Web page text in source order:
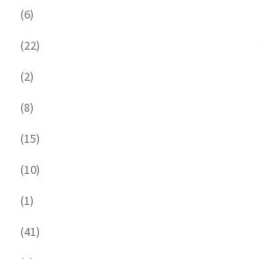
(6)
(22)
(2)
(8)
(15)
(10)
(1)
(41)